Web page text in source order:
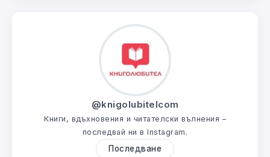
@knigolubitelcom
Книги, вдъхновения и читателски вълнения –
последвай ни в Instagram.
Последване